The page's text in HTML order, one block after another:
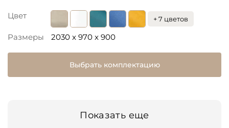
Цвет + 7 цветов
Размеры 2030 x 970 x 900
Выбрать комплектацию
Показать еще